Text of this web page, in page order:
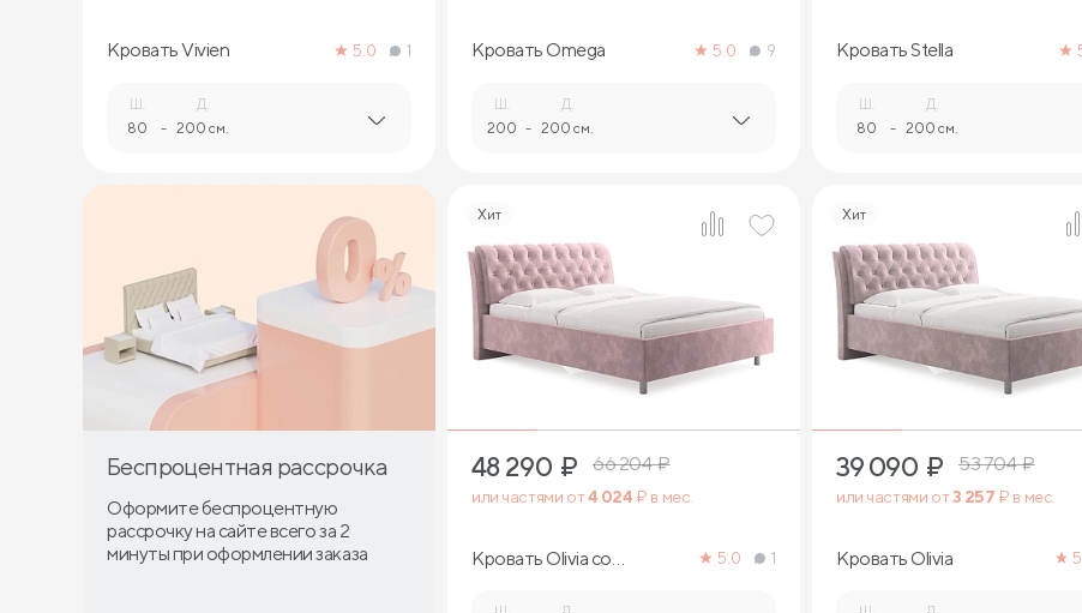
Кровать Vivien 5.0 1
Ш.
80 -
Д.
200 см.
Кровать Omega 5.0 9
Ш.
200 -
Д.
200 см.
Кровать Stella
Ш.
80 -
Д.
200 см.
Беспроцентная рассрочка
Оформите беспроцентную
рассрочку на сайте всего за 2
минуты при оформлении заказа
Хит
4
48 290 ₽ 66 204₽
или частями от4 024 ₽ в мес.
Кровать Olivia со
5.0 1
Хит
3
39 090 ₽ 53 704₽
или частями от3 257 ₽ в мес.
Кровать Olivia